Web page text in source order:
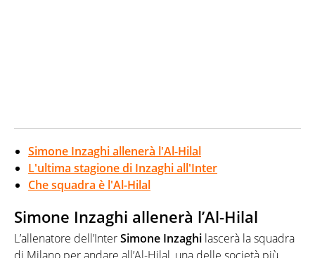
Simone Inzaghi allenerà l'Al-Hilal
L'ultima stagione di Inzaghi all'Inter
Che squadra è l'Al-Hilal
Simone Inzaghi allenerà l’Al-Hilal
L’allenatore dell’InterSimone Inzaghi lascerà la squadra
di Milano per andare all’Al-Hilal, una delle società più